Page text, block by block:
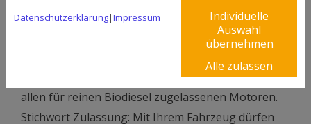
erhalten Sie stets Kraftstoff in gleichbleibend
erstklassiger Qualität. Diese stellt eine optimale
sicher und sorgt für perfekte Verträglichkeit mit
allen für reinen Biodiesel zugelassenen Motoren.
Stichwort Zulassung: Mit Ihrem Fahrzeug dürfen
Datenschutzerklärung|Impressum
Individuelle
Auswahl
übernehmen
Alle zulassen